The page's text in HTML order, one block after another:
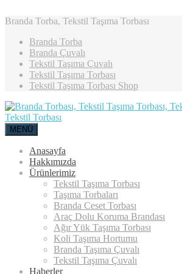
Branda Torba, Tekstil Taşıma Torbası
Branda Torba
Branda Çuvalı
Tekstil Taşıma Çuvalı
Tekstil Taşıma Torbası
Tekstil Taşıma Torbası Shop
MENÜ
Anasayfa
Hakkımızda
Ürünlerimiz
Tekstil Taşıma Torbası
Taşıma Torbaları
Branda Ceset Torbası
Araç Dolu Koruma Brandası
Ağır Yük Taşıma Torbası
Koli Taşıma Hortumu
Branda Taşıma Çuvalı
Tekstil Taşıma Çuvalı
Haberler